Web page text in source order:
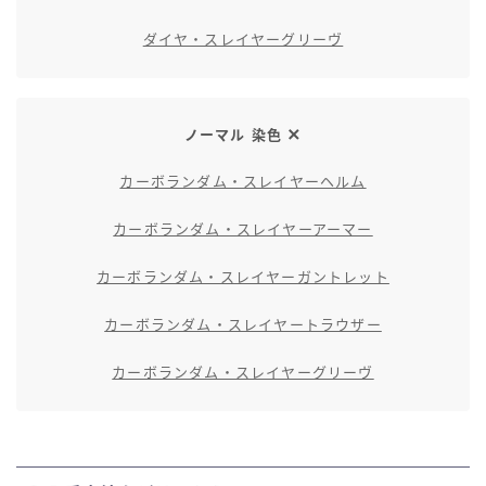
ダイヤ・スレイヤーグリーヴ
ノーマル 染色
カーボランダム・スレイヤーヘルム
カーボランダム・スレイヤーアーマー
カーボランダム・スレイヤーガントレット
カーボランダム・スレイヤートラウザー
カーボランダム・スレイヤーグリーヴ